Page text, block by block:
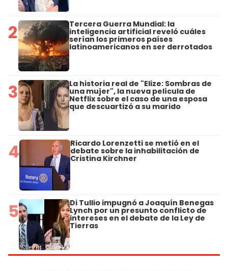
2 Tercera Guerra Mundial: la
inteligencia artificial reveló cuáles
serían los primeros países
latinoamericanos en ser derrotados
3 La historia real de "Elize: Sombras de
una mujer", la nueva película de
Netflix sobre el caso de una esposa
que descuartizó a su marido
4 Ricardo Lorenzetti se metió en el
debate sobre la inhabilitación de
Cristina Kirchner
5 Di Tullio impugnó a Joaquín Benegas
Lynch por un presunto conflicto de
intereses en el debate de la Ley de
Tierras